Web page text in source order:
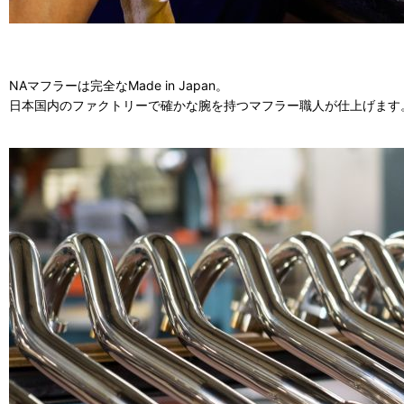
NAマフラーは完全なMade in Japan。
日本国内のファクトリーで確かな腕を持つマフラー職人が仕上げます